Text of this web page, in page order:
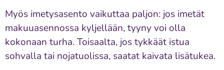
Myös imetysasento vaikuttaa paljon: jos imetät
makuuasennossa kyljellään, tyyny voi olla
kokonaan turha. Toisaalta, jos tykkäät istua
sohvalla tai nojatuolissa, saatat kaivata lisätukea.